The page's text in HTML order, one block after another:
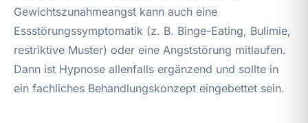
Gewichtszunahmeangst kann auch eine
Essstörungssymptomatik (z. B. Binge-Eating, Bulimie,
restriktive Muster) oder eine Angststörung mitlaufen.
Dann ist Hypnose allenfalls ergänzend und sollte in
ein fachliches Behandlungskonzept eingebettet sein.